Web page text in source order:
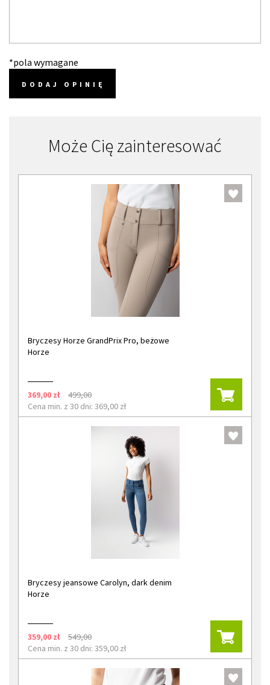
*pola wymagane
DODAJ OPINIĘ
Może Cię zainteresować
Bryczesy Horze GrandPrix Pro, beżowe
Horze
369,00 zł
499,00
Cena min. z 30 dni: 369,00 zł
Bryczesy jeansowe Carolyn, dark denim
Horze
359,00 zł
549,00
Cena min. z 30 dni: 359,00 zł